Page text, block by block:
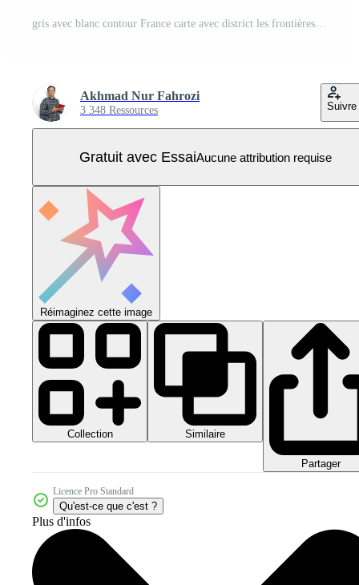
gris avec blanc contour France carte avec district les frontières L'Europe  pays Vecteur Pro
Akhmad Nur Fahrozi
3 348 Ressources Suivre
Gratuit avec EssaiAucune attribution requise
Réimaginez cette image
Collection Similaire
Partager
Licence Pro Standard
Qu'est-ce que c'est ?
Plus d'infos